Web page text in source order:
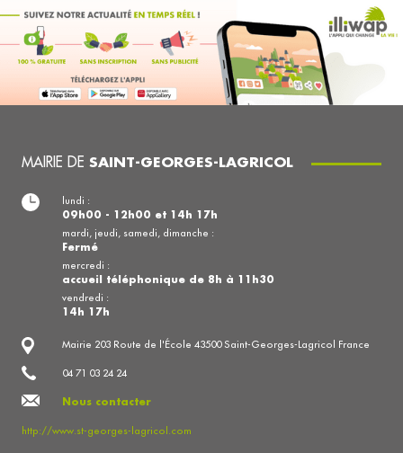
MAIRIE DE SAINT-GEORGES-LAGRICOL
Mairie 203 Route de l'École 43500 Saint-Georges-Lagricol France
04 71 03 24 24
Nous contacter
http://www.st-georges-lagricol.com
lundi :
09h00 - 12h00 et 14h 17h
mardi, jeudi, samedi, dimanche :
Fermé
mercredi :
accueil téléphonique de 8h à 11h30
vendredi :
14h 17h